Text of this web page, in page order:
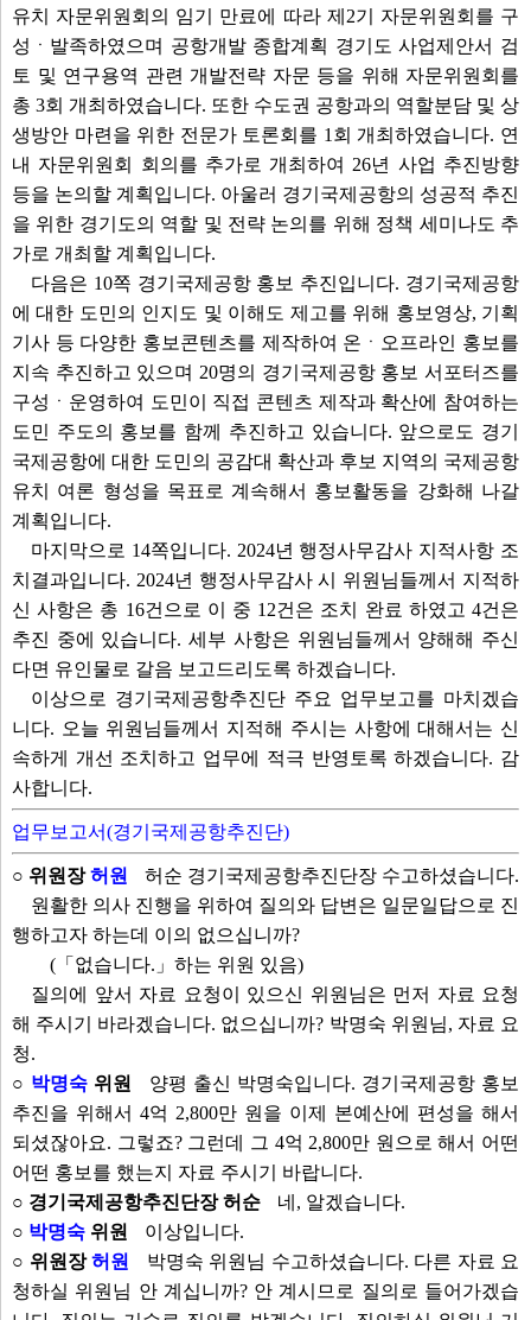
유치 자문위원회의 임기 만료에 따라 제2기 자문위원회를 구
성ㆍ발족하였으며 공항개발 종합계획 경기도 사업제안서 검
토 및 연구용역 관련 개발전략 자문 등을 위해 자문위원회를
총 3회 개최하였습니다. 또한 수도권 공항과의 역할분담 및 상
생방안 마련을 위한 전문가 토론회를 1회 개최하였습니다. 연
내 자문위원회 회의를 추가로 개최하여 26년 사업 추진방향
등을 논의할 계획입니다. 아울러 경기국제공항의 성공적 추진
을 위한 경기도의 역할 및 전략 논의를 위해 정책 세미나도 추
가로 개최할 계획입니다.
다음은 10쪽 경기국제공항 홍보 추진입니다. 경기국제공항
에 대한 도민의 인지도 및 이해도 제고를 위해 홍보영상, 기획
기사 등 다양한 홍보콘텐츠를 제작하여 온ㆍ오프라인 홍보를
지속 추진하고 있으며 20명의 경기국제공항 홍보 서포터즈를
구성ㆍ운영하여 도민이 직접 콘텐츠 제작과 확산에 참여하는
도민 주도의 홍보를 함께 추진하고 있습니다. 앞으로도 경기
국제공항에 대한 도민의 공감대 확산과 후보 지역의 국제공항
유치 여론 형성을 목표로 계속해서 홍보활동을 강화해 나갈
계획입니다.
마지막으로 14쪽입니다. 2024년 행정사무감사 지적사항 조
치결과입니다. 2024년 행정사무감사 시 위원님들께서 지적하
신 사항은 총 16건으로 이 중 12건은 조치 완료 하였고 4건은
추진 중에 있습니다. 세부 사항은 위원님들께서 양해해 주신
다면 유인물로 갈음 보고드리도록 하겠습니다.
이상으로 경기국제공항추진단 주요 업무보고를 마치겠습
니다. 오늘 위원님들께서 지적해 주시는 사항에 대해서는 신
속하게 개선 조치하고 업무에 적극 반영토록 하겠습니다. 감
사합니다.
업무보고서(경기국제공항추진단)
○ 위원장허원
허순 경기국제공항추진단장 수고하셨습니다.
원활한 의사 진행을 위하여 질의와 답변은 일문일답으로 진
행하고자 하는데 이의 없으십니까?
(「없습니다.」하는 위원 있음)
질의에 앞서 자료 요청이 있으신 위원님은 먼저 자료 요청
해 주시기 바라겠습니다. 없으십니까? 박명숙 위원님, 자료 요
청.
○ 박명숙 위원
양평 출신 박명숙입니다. 경기국제공항 홍보
추진을 위해서 4억 2,800만 원을 이제 본예산에 편성을 해서
되셨잖아요. 그렇죠? 그런데 그 4억 2,800만 원으로 해서 어떤
어떤 홍보를 했는지 자료 주시기 바랍니다.
○ 경기국제공항추진단장 허순
네, 알겠습니다.
○ 박명숙 위원
이상입니다.
○ 위원장허원
박명숙 위원님 수고하셨습니다. 다른 자료 요
청하실 위원님 안 계십니까? 안 계시므로 질의로 들어가겠습